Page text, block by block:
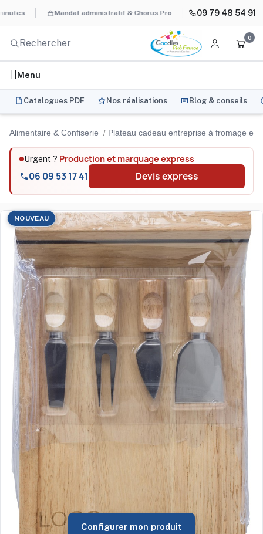
Mandat administratif & Chorus Pro BAT systématique et
09 79 48 54 91
0
Menu
Catalogues PDF Nos réalisations Blog & conseils
Alimentaire & Confiserie Plateau cadeau entreprise à fromage en
Urgent ? Production et marquage express
06 09 53 17 41 Devis express
NOUVEAU
Configurer mon produit